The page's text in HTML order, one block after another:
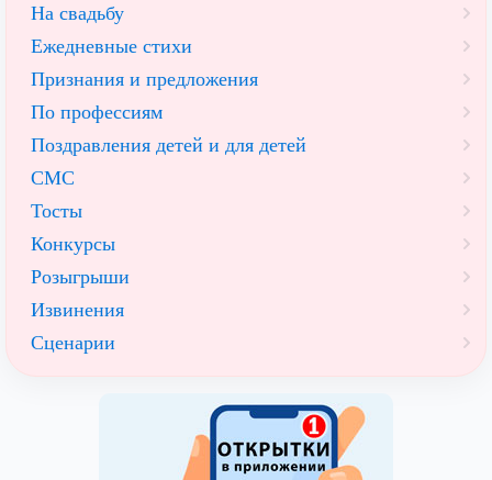
На свадьбу
Ежедневные стихи
Признания и предложения
По профессиям
Поздравления детей и для детей
СМС
Тосты
Конкурсы
Розыгрыши
Извинения
Сценарии